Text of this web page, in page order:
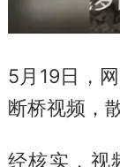
5月19日，
断桥视频，
经核实，视